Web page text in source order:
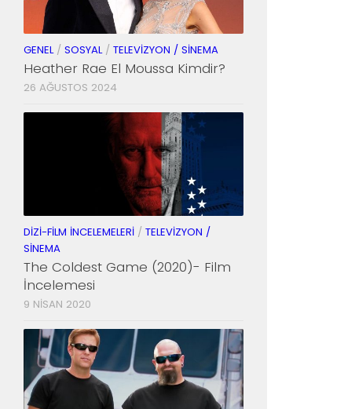
GENEL/ SOSYAL/ TELEVIZYON / SINEMA
Heather Rae El Moussa Kimdir?
26 AĞUSTOS 2024
DIZI-FILM İNCELEMELERI / TELEVIZYON /
SINEMA
The Coldest Game (2020)- Film
İncelemesi
9 NISAN 2020